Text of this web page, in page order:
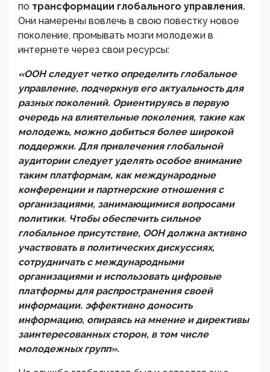
по трансформации глобального управления.
Они намерены вовлечь в свою повестку новое
поколение, промывать мозги молодежи в
интернете через свои ресурсы:
«ООН следует четко определить глобальное
управление, подчеркнув его актуальность для
разных поколений. Ориентируясь в первую
очередь на влиятельные поколения, такие как
молодежь, можно добиться более широкой
поддержки. Для привлечения глобальной
аудитории следует уделять особое внимание
таким платформам, как международные
конференции и партнерские отношения с
организациями, занимающимися вопросами
политики. Чтобы обеспечить сильное
глобальное присутствие, ООН должна активно
участвовать в политических дискуссиях,
сотрудничать с международными
организациями и использовать цифровые
платформы для распространения своей
информации. эффективно доносить
информацию, опираясь на мнение и директивы
заинтересованных сторон, в том числе
молодежных групп».